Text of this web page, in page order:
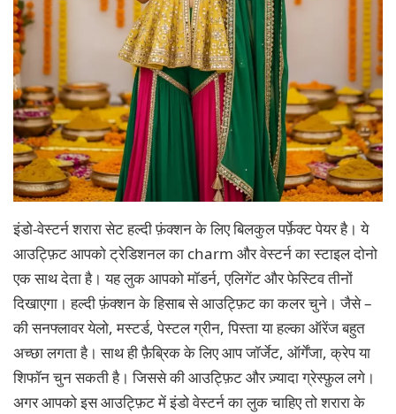
इंडो-वेस्टर्न शरारा सेट हल्दी फ़ंक्शन के लिए बिलकुल पर्फ़ेक्ट पेयर है। ये
आउट्फ़िट आपको ट्रेडिशनल का charm और वेस्टर्न का स्टाइल दोनो
एक साथ देता है। यह लुक आपको मॉडर्न, एलिगेंट और फेस्टिव तीनों
दिखाएगा। हल्दी फ़ंक्शन के हिसाब से आउट्फ़िट का कलर चुने। जैसे –
की सनफ्लावर येलो, मस्टर्ड, पेस्टल ग्रीन, पिस्ता या हल्का ऑरेंज बहुत
अच्छा लगता है। साथ ही फ़ैब्रिक के लिए आप जॉर्जेट, ऑर्गेंजा, क्रेप या
शिफॉन चुन सकती है। जिससे की आउट्फ़िट और ज़्यादा ग्रेस्फ़ुल लगे।
अगर आपको इस आउट्फ़िट में इंडो वेस्टर्न का लुक चाहिए तो शरारा के